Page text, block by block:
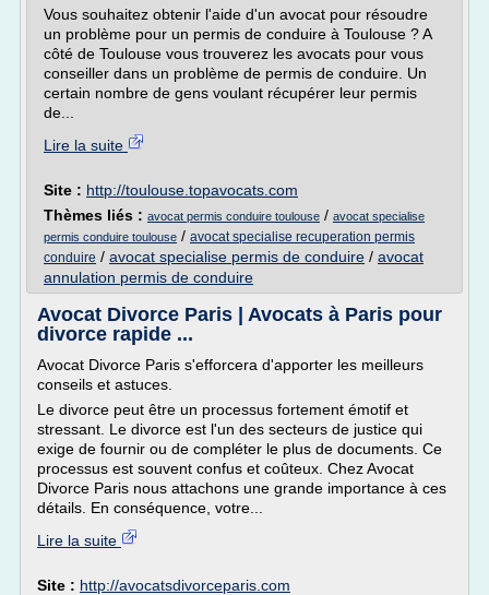
Vous souhaitez obtenir l'aide d'un avocat pour résoudre
un problème pour un permis de conduire à Toulouse ? A
côté de Toulouse vous trouverez les avocats pour vous
conseiller dans un problème de permis de conduire. Un
certain nombre de gens voulant récupérer leur permis
de...
Lire la suite
Site : http://toulouse.topavocats.com
Thèmes liés : avocat permis conduire toulouse / avocat specialise
permis conduire toulouse / avocat specialise recuperation permis
conduire / avocat specialise permis de conduire / avocat
annulation permis de conduire
Avocat Divorce Paris | Avocats à Paris pour
divorce rapide ...
Avocat Divorce Paris s'efforcera d'apporter les meilleurs
conseils et astuces.
Le divorce peut être un processus fortement émotif et
stressant. Le divorce est l'un des secteurs de justice qui
exige de fournir ou de compléter le plus de documents. Ce
processus est souvent confus et coûteux. Chez Avocat
Divorce Paris nous attachons une grande importance à ces
détails. En conséquence, votre...
Lire la suite
Site : http://avocatsdivorceparis.com